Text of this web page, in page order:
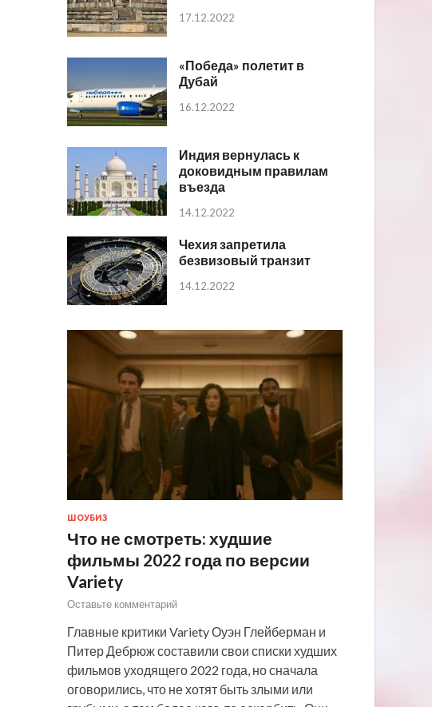
17.12.2022
«Победа» полетит в
Дубай
16.12.2022
Индия вернулась к
доковидным правилам
въезда
14.12.2022
Чехия запретила
безвизовый транзит
14.12.2022
ШОУБИЗ
Что не смотреть: худшие
фильмы 2022 года по версии
Variety
Оставьте комментарий
Главные критики Variety Оуэн Глейберман и
Питер Дебрюж составили свои списки худших
фильмов уходящего 2022 года, но сначала
оговорились, что не хотят быть злыми или